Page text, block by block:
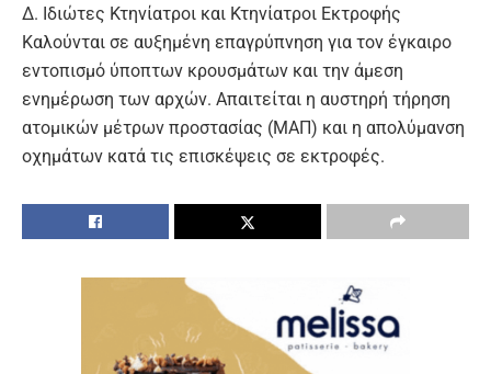
Δ. Ιδιώτες Κτηνίατροι και Κτηνίατροι Εκτροφής
Καλούνται σε αυξημένη επαγρύπνηση για τον έγκαιρο
εντοπισμό ύποπτων κρουσμάτων και την άμεση
ενημέρωση των αρχών. Απαιτείται η αυστηρή τήρηση
ατομικών μέτρων προστασίας (ΜΑΠ) και η απολύμανση
οχημάτων κατά τις επισκέψεις σε εκτροφές.